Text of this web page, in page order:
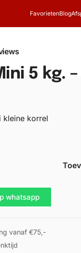
FavorietenBlog
5 kg.
kleine korrel
whatsapp
vanaf €75,-